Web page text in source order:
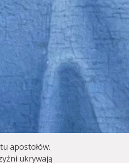
apostołów.
ukrywają